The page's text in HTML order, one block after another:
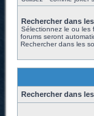
Rechercher dans
Sélectionnez le ou les
forums seront
Rechercher dans les
Rechercher dans